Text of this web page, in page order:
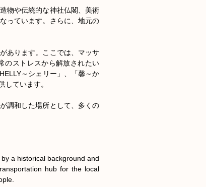
物や伝統的な神社仏閣、美術
っています。さらに、地元の
あります。ここでは、マッサ
のストレスから解放されたい
～シェリー」、「馨～か
しています。
調和した場所として、多くの
a historical background and
hub for the local